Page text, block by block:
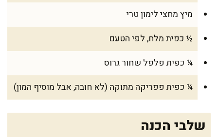
מיץ מחצי לימון טרי
½ כפית מלח, לפי הטעם
¼ כפית פלפל שחור גרוס
¼ כפית פפריקה מתוקה (לא חובה, אבל מוסיף המון)
שלבי הכנה